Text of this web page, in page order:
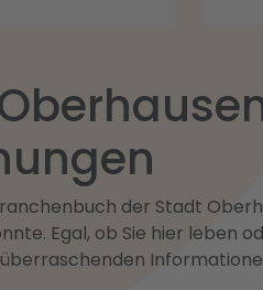
der Stadt
Egal, ob Sie hier leben